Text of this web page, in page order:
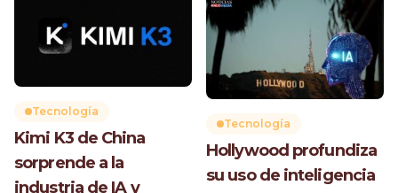
Tecnología
Kimi K3 de China
sorprende a la
industria de IA y
Tecnología
Hollywood profundiza
su uso de inteligencia